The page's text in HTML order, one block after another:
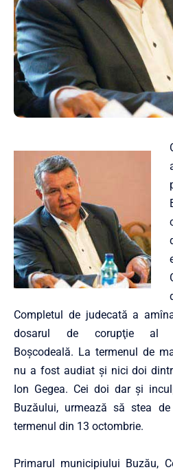
Completul de judecată a
dosarul de corupţie al
Boşcodeală. La termenul de
nu a fost audiat și nici doi
Ion Gegea. Cei doi dar și
Buzăului, urmează să stea
termenul din 13 octombrie.
Primarul municipiului Buzău,